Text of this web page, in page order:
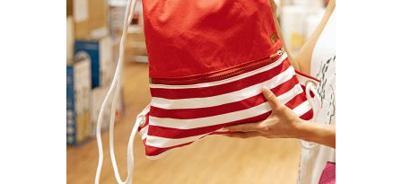
READ MORE